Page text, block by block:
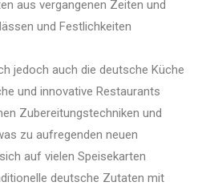
aus vergangenen Zeiten und
und Festlichkeiten
jedoch auch die deutsche Küche
und innovative Restaurants
Zubereitungstechniken und
zu aufregenden neuen
auf vielen Speisekarten
deutsche Zutaten mit